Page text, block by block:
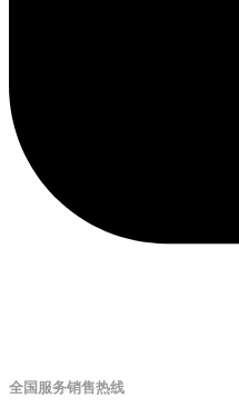
全国服务销售热线